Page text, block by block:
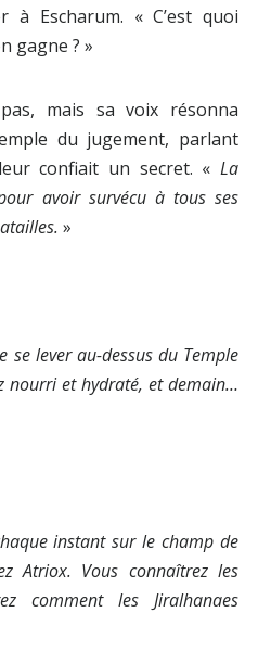
à Escharum. « C’est quoi
gagne ? »
mais sa voix résonna
du jugement, parlant
confiait un secret. « La
avoir survécu à tous ses
»
se lever au-dessus du Temple
nourri et hydraté, et demain…
instant sur le champ de
Atriox. Vous connaîtrez les
comment les Jiralhanaes